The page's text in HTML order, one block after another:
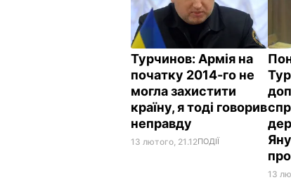
Турчинов: Армія на
початку 2014-го не
могла захистити
країну, я тоді говорив
неправду
13 лютого, 21.12ПОДІЇ
13